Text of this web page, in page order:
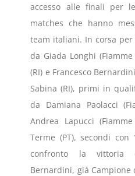
accesso alle finali per
matches che hanno
team italiani. In corsa per
da Giada Longhi
(RI) e Francesco
Sabina (RI), primi in
da Damiana Paolacci
Andrea Lapucci
Terme (PT), secondi
confronto la vittoria
Bernardini, già